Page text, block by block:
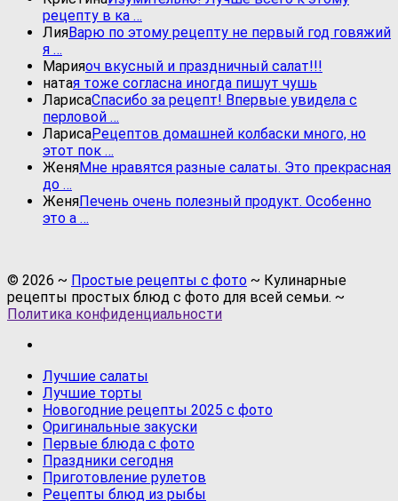
рецепту в ка …
ЛияВарю по этому рецепту не первый год говяжий
я …
Марияоч вкусный и праздничный салат!!!
натая тоже согласна иногда пишут чушь
ЛарисаСпасибо за рецепт! Впервые увидела с
перловой …
ЛарисаРецептов домашней колбаски много, но
этот пок …
ЖеняМне нравятся разные салаты. Это прекрасная
до …
ЖеняПечень очень полезный продукт. Особенно
это а …
© 2026 ~ Простые рецепты с фото ~ Кулинарные
рецепты простых блюд с фото для всей семьи. ~
Политика конфиденциальности
Лучшие салаты
Лучшие торты
Новогодние рецепты 2025 с фото
Оригинальные закуски
Первые блюда с фото
Праздники сегодня
Приготовление рулетов
Рецепты блюд из рыбы